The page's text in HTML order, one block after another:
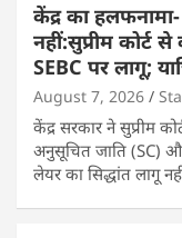
केंद्र का
नहीं:सुप्रीम कोर्ट
SEBC पर लागू;
August 7, 2026
केंद्र सरकार ने सुप्रीम
अनुसूचित जाति (SC)
लेयर का सिद्धांत लागू